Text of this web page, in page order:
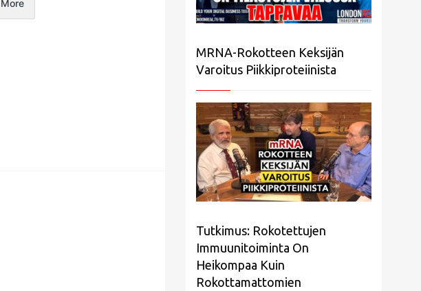
More
MRNA-Rokotteen Keksijän
Varoitus Piikkiproteiinista
Tutkimus: Rokotettujen
Immuunitoiminta On
Heikompaa Kuin
Rokottamattomien